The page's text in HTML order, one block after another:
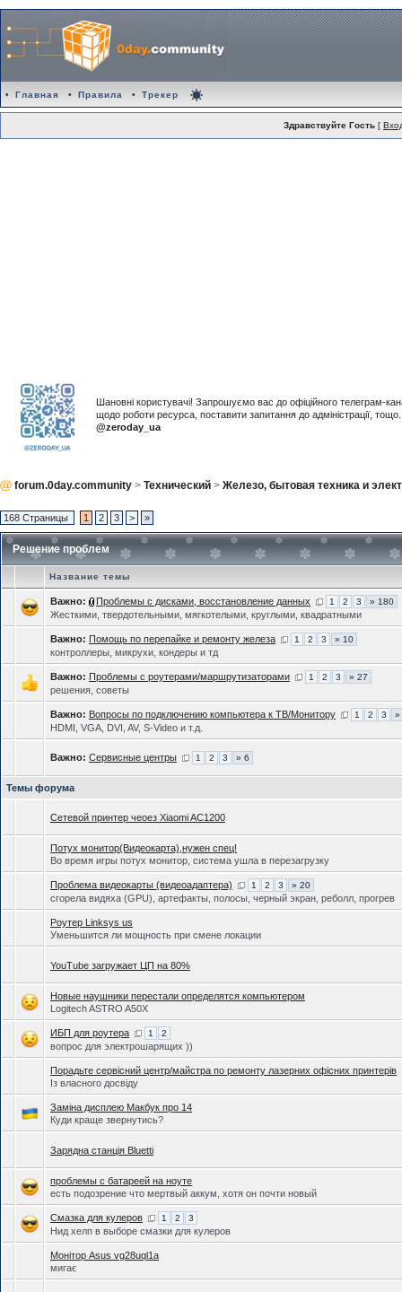
• Главная • Правила • Трекер
Здравствуйте Гость [
Шановні користувачі! Запрошуємо вас до офіційного телеграм-
щодо роботи ресурса, поставити запитання до адміністрації,
@zeroday_ua
forum.0day.community > Технический > Железо, бытовая техника и
168 Страницы 1 2 3 > »
Решение проблем
Название темы
Важно: Проблемы с дисками, восстановление данных 1 2 3 » 180
Жесткими, твердотельными, мягкотелыми, круглыми, квадратными
Важно: Помощь по перепайке и ремонту железа 1 2 3 » 10
контроллеры, микрухи, кондеры и тд
Важно: Проблемы с роутерами/маршрутизаторами 1 2 3 » 27
решения, советы
Важно: Вопросы по подключению компьютера к TВ/Монитору 1 2 3 »
HDMI, VGA, DVI, AV, S-Video и т.д.
Важно: Сервисные центры 1 2 3 » 6
Темы форума
Сетевой принтер чеоез Xiaomi AC1200
Потух монитор(Видеокарта),нужен спец!
Во время игры потух монитор, система ушла в перезагрузку
Проблема видеокарты (видеоадаптера) 1 2 3 » 20
сгорела видяха (GPU), артефакты, полосы, черный экран, реболл, прогрев
Роутер Linksys us
Уменьшится ли мощность при смене локации
YouTube загружает ЦП на 80%
Новые наушники перестали определятся компьютером
Logitech ASTRO A50X
ИБП для роутера 1 2
вопрос для электрошарящих ))
Порадьте сервісний центр/майстра по ремонту лазерних офісних принтерів
Із власного досвіду
Заміна дисплею Макбук про 14
Куди краще звернутись?
Зарядна станція Bluetti
проблемы с батареей на ноуте
есть подозрение что мертвый аккум, хотя он почти новый
Смазка для кулеров 1 2 3
Нид хелп в выборе смазки для кулеров
Монітор Asus vg28uql1a
мигає